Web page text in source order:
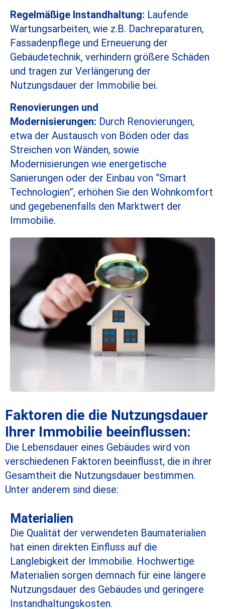
Regelmäßige Instandhaltung: Laufende
Wartungsarbeiten, wie z.B. Dachreparaturen,
Fassadenpflege und Erneuerung der
Gebäudetechnik, verhindern größere Schäden
und tragen zur Verlängerung der
Nutzungsdauer der Immobilie bei.
Renovierungen und
Modernisierungen: Durch Renovierungen,
etwa der Austausch von Böden oder das
Streichen von Wänden, sowie
Modernisierungen wie energetische
Sanierungen oder der Einbau von “Smart
Technologien”, erhöhen Sie den Wohnkomfort
und gegebenenfalls den Marktwert der
Immobilie.
Faktoren die die Nutzungsdauer
Ihrer Immobilie beeinflussen:
Die Lebensdauer eines Gebäudes wird von
verschiedenen Faktoren beeinflusst, die in ihrer
Gesamtheit die Nutzungsdauer bestimmen.
Unter anderem sind diese:
Materialien
Die Qualität der verwendeten Baumaterialien
hat einen direkten Einfluss auf die
Langlebigkeit der Immobilie. Hochwertige
Materialien sorgen demnach für eine längere
Nutzungsdauer des Gebäudes und geringere
Instandhaltungskosten.